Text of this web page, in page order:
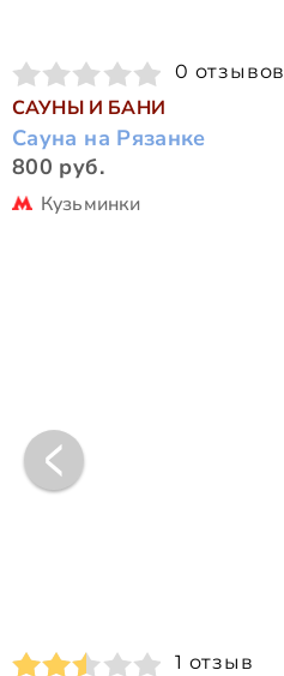
0 отзывов
САУНЫ И БАНИ
Сауна на Рязанке
800 руб.
Кузьминки
1 отзыв